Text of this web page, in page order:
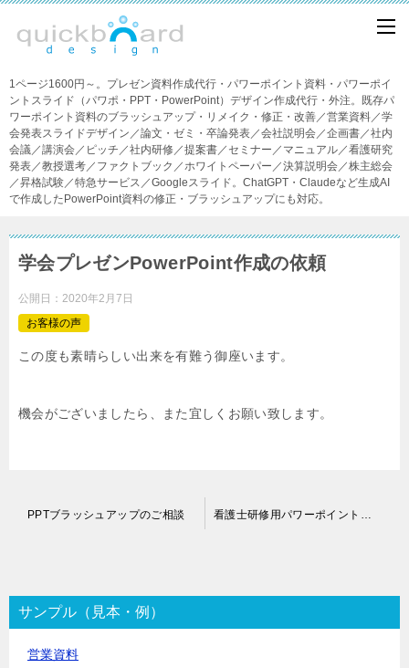
1ページ1600円～。プレゼン資料作成代行・パワーポイント資料・パワーポイ
ントスライド（パワポ・PPT・PowerPoint）デザイン作成代行・外注。既存パ
ワーポイント資料のブラッシュアップ・リメイク・修正・改善／営業資料／学
会発表スライドデザイン／論文・ゼミ・卒論発表／会社説明会／企画書／社内
会議／講演会／ピッチ／社内研修／提案書／セミナー／マニュアル／看護研究
発表／教授選考／ファクトブック／ホワイトペーパー／決算説明会／株主総会
／昇格試験／特急サービス／Googleスライド。ChatGPT・Claudeなど生成AI
で作成したPowerPoint資料の修正・ブラッシュアップにも対応。
学会プレゼンPowerPoint作成の依頼
公開日： 2020年2月7日
お客様の声
この度も素晴らしい出来を有難う御座います。
機会がございましたら、また宜しくお願い致します。
ゲ
ー
シ
PPTブラッシュアップのご相談
サンプル（見本・例）
営業資料